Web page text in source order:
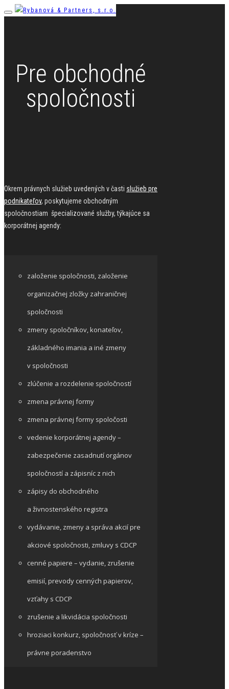
Pre obchodné
spoločnosti
Okrem právnych služieb uvedených v časti služieb pre
podnikateľov, poskytujeme obchodným
spoločnostiam špecializované služby, týkajúce sa
korporátnej agendy:
založenie spoločnosti, založenie
organizačnej zložky zahraničnej
spoločnosti
zmeny spoločníkov, konateľov,
základného imania a iné zmeny
v spoločnosti
zlúčenie a rozdelenie spoločností
zmena právnej formy
zmena právnej formy spoločosti
vedenie korporátnej agendy –
zabezpečenie zasadnutí orgánov
spoločností a zápisníc z nich
zápisy do obchodného
a živnostenského registra
vydávanie, zmeny a správa akcií pre
akciové spoločnosti, zmluvy s CDCP
cenné papiere – vydanie, zrušenie
emisií, prevody cenných papierov,
vzťahy s CDCP
zrušenie a likvidácia spoločnosti
hroziaci konkurz, spoločnosť v kríze –
právne poradenstvo